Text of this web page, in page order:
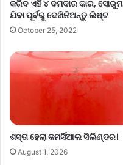
କରିବ ଏହି ୪ ଦମଦାର କାର, ସୋରୁମ
ଯିବା ପୂର୍ବରୁ ଦେଖିନିଅନ୍ତୁ ଲିଷ୍ଟ
October 25, 2022
ଶସ୍ତା ହେଲା କମର୍ସିଆଲ ସିଲିଣ୍ଡର।
August 1, 2026